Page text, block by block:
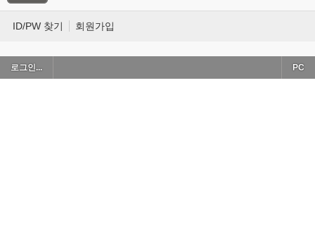
ID/PW 찾기 회원가입
로그인... PC